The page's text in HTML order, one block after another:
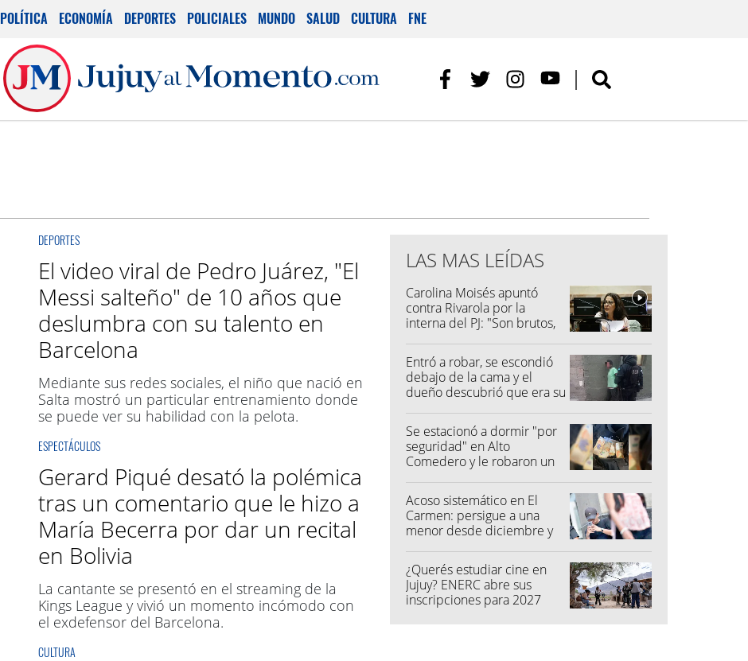
POLÍTICA ECONOMÍA DEPORTES POLICIALES MUNDO SALUD CULTURA FNE
DEPORTES
El video viral de Pedro Juárez, "El
Messi salteño" de 10 años que
deslumbra con su talento en
Barcelona
Mediante sus redes sociales, el niño que nació en
Salta mostró un particular entrenamiento donde
se puede ver su habilidad con la pelota.
ESPECTÁCULOS
Gerard Piqué desató la polémica
tras un comentario que le hizo a
María Becerra por dar un recital
en Bolivia
La cantante se presentó en el streaming de la
Kings League y vivió un momento incómodo con
el exdefensor del Barcelona.
CULTURA
LAS MAS LEÍDAS
Carolina Moisés apuntó
contra Rivarola por la
interna del PJ: "Son brutos,
Entró a robar, se escondió
debajo de la cama y el
dueño descubrió que era su
Se estacionó a dormir "por
seguridad" en Alto
Comedero y le robaron un
Acoso sistemático en El
Carmen: persigue a una
menor desde diciembre y
¿Querés estudiar cine en
Jujuy? ENERC abre sus
inscripciones para 2027